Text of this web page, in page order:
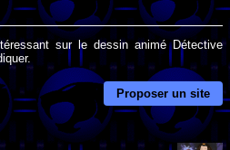
sur le dessin animé Détective
Proposer un site